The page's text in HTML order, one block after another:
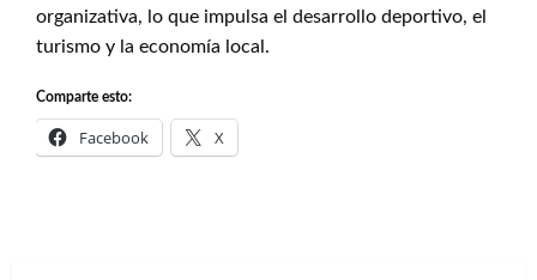
organizativa, lo que impulsa el desarrollo deportivo, el
turismo y la economía local.
Comparte esto:
Facebook X